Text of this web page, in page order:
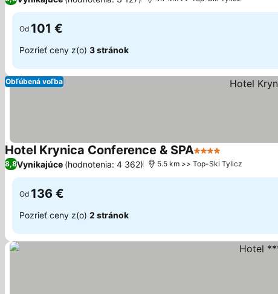
Od 101 €
Pozrieť ceny z(o) 3 stránok
Obľúbená voľba
Hotel Krynica Conference & SPA4 Počet hviezdičiek
8,8Vynikajúce (hodnotenia: 4 362) 5.5 km >> Top-Ski Tylicz
Od 136 €
Pozrieť ceny z(o) 2 stránok